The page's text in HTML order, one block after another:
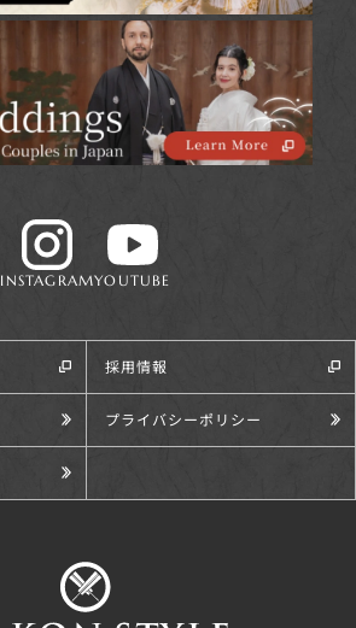
INSTAGRAMYOUTUBE
採用情報
プライバシーポリシー